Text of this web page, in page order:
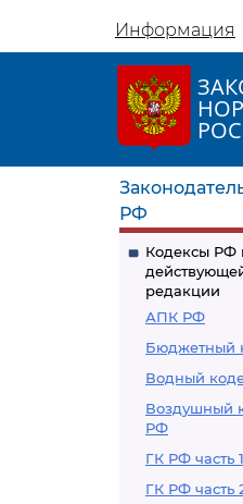
Информация
РФ
Кодексы РФ
редакции
АПК РФ
Бюджетный
Водный
Воздушный
РФ
ГК РФ часть 1
ГК РФ часть